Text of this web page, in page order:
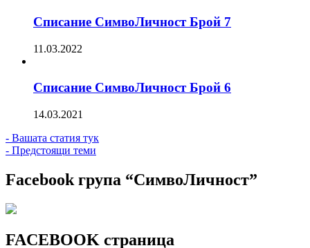
Списание СимвоЛичност Брой 7
11.03.2022
Списание СимвоЛичност Брой 6
14.03.2021
- Вашата статия тук
- Предстоящи теми
Facebook група “СимвоЛичност”
FACEBOOK страница